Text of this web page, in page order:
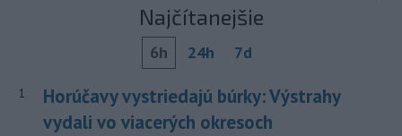
Najčítanejšie
6h 24h 7d
1
Horúčavy vystriedajú búrky: Výstrahy
vydali vo viacerých okresoch